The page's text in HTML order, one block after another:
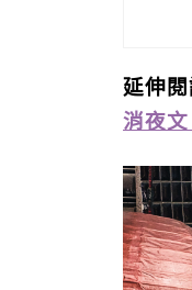
延伸
消夜